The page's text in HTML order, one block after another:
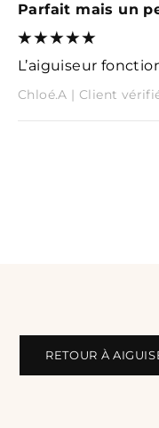
Parfait mais un
L’aiguiseur
Chloé.A | Client
RETOUR À